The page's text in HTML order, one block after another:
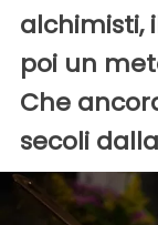
alchimisti,
poi un
Che
secoli